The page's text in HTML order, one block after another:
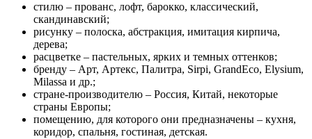
стилю – прованс, лофт, барокко, классический,
скандинавский;
рисунку – полоска, абстракция, имитация кирпича,
дерева;
расцветке – пастельных, ярких и темных оттенков;
бренду – Арт, Артекс, Палитра, Sirpi, GrandEco, Elysium,
Milassa и др.;
стране-производителю – Россия, Китай, некоторые
страны Европы;
помещению, для которого они предназначены – кухня,
коридор, спальня, гостиная, детская.